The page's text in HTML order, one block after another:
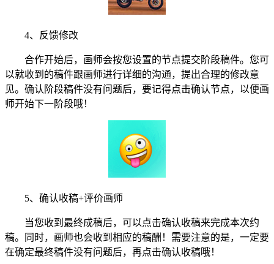
4、反馈修改
合作开始后，画师会按您设置的节点提交阶段稿件。您可
以就收到的稿件跟画师进行详细的沟通，提出合理的修改意
见。确认阶段稿件没有问题后，要记得点击确认节点，以便画
师开始下一阶段哦！
5、确认收稿+评价画师
当您收到最终成稿后，可以点击确认收稿来完成本次约
稿。同时，画师也会收到相应的稿酬！需要注意的是，一定要
在确定最终稿件没有问题后，再点击确认收稿哦！